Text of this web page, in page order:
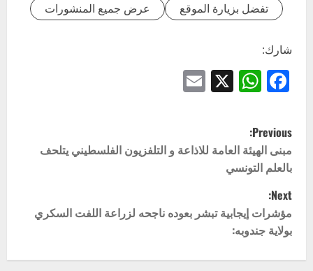
تفضل بزيارة الموقع عرض جميع المنشورات
شارك:
Facebook
WhatsApp
X
P
o
s
t
n
Previous:
مبنى الهيئة العامة للاذاعة و التلفزيون الفلسطيني يتلحف
بالعلم التونسي
Next:
مؤشرات إيجابية تبشر بعوده ناجحه لزراعة اللفت السكري
بولاية جندوبه: